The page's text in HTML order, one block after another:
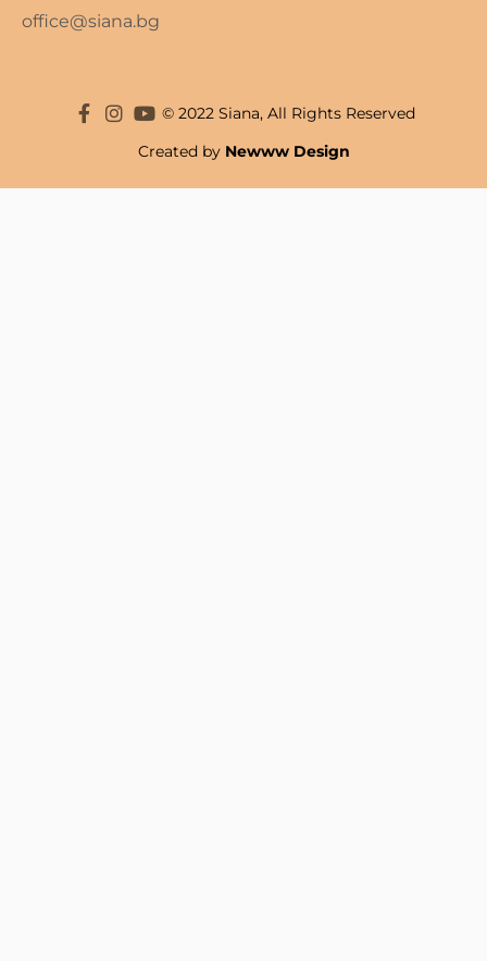
office@siana.bg
© 2022 Siana, All Rights Reserved
Created by Newww Design